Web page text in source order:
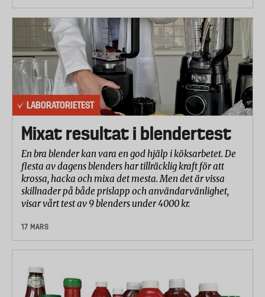
LABORATORIETEST
Mixat resultat i blendertest
En bra blender kan vara en god hjälp i köksarbetet. De
flesta av dagens blenders har tillräcklig kraft för att
krossa, hacka och mixa det mesta. Men det är vissa
skillnader på både prislapp och användarvänlighet,
visar vårt test av 9 blenders under 4000 kr.
17 MARS